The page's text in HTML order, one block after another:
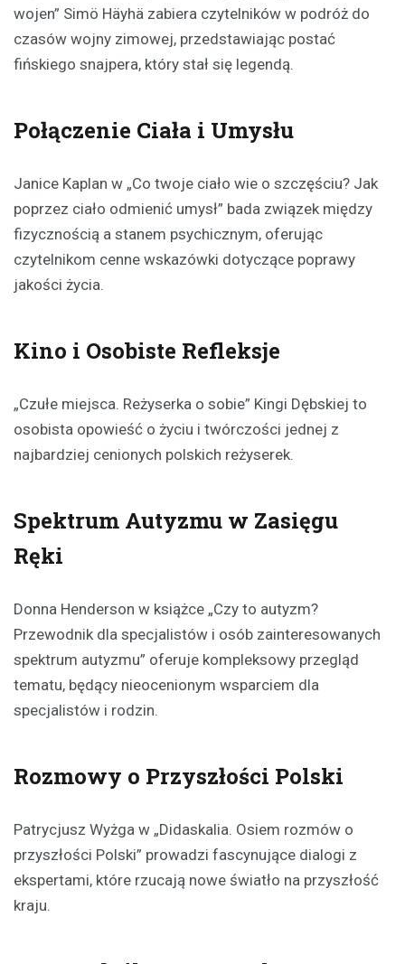
wojen” Simö Häyhä zabiera czytelników w podróż do
czasów wojny zimowej, przedstawiając postać
fińskiego snajpera, który stał się legendą.
Połączenie Ciała i Umysłu
Janice Kaplan w „Co twoje ciało wie o szczęściu? Jak
poprzez ciało odmienić umysł” bada związek między
fizycznością a stanem psychicznym, oferując
czytelnikom cenne wskazówki dotyczące poprawy
jakości życia.
Kino i Osobiste Refleksje
„Czułe miejsca. Reżyserka o sobie” Kingi Dębskiej to
osobista opowieść o życiu i twórczości jednej z
najbardziej cenionych polskich reżyserek.
Spektrum Autyzmu w Zasięgu
Ręki
Donna Henderson w książce „Czy to autyzm?
Przewodnik dla specjalistów i osób zainteresowanych
spektrum autyzmu” oferuje kompleksowy przegląd
tematu, będący nieocenionym wsparciem dla
specjalistów i rodzin.
Rozmowy o Przyszłości Polski
Patrycjusz Wyżga w „Didaskalia. Osiem rozmów o
przyszłości Polski” prowadzi fascynujące dialogi z
ekspertami, które rzucają nowe światło na przyszłość
kraju.